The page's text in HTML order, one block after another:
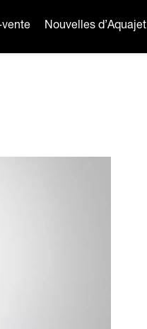
Nouvelles d’Aquajet